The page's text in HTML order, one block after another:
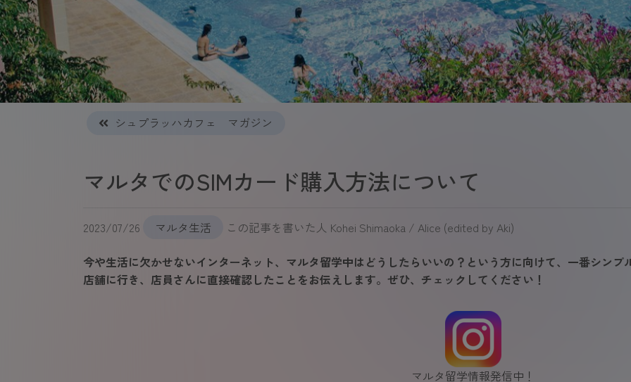
シュプラッハカフェ マガジン
マルタでのSIMカード購入方法について
2023/07/26 マルタ生活 この記事を書いた人 Kohei Shimaoka / Alice (edited by Aki)
今や生活に欠かせないインターネット、マルタ留学中はどうしたらいいの？という方に向けて、一番シン
店舗に行き、店員さんに直接確認したことをお伝えします。ぜひ、チェックしてください！
マルタ留学情報発信中！